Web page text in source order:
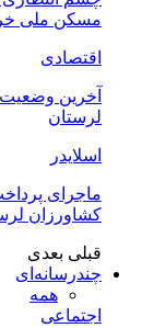
مسکن ملی
اقتصادی
آخرین وضعیت
لرستان
اسلایدر
کشاورزان
قبلی بعدی
چندرسانه‌ای
همه
اجتماعی